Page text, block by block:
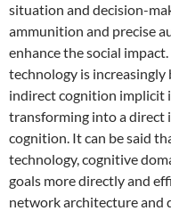
situation and decision-
ammunition and precise
enhance the social
technology is increasingly
indirect cognition implicit
transforming into a direct
cognition. It can be said
technology, cognitive
goals more directly and
network architecture and